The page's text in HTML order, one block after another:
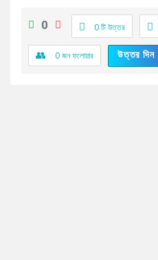
0 0 টি উত্তর
0জন ফলোয়ার উত্তর দিন